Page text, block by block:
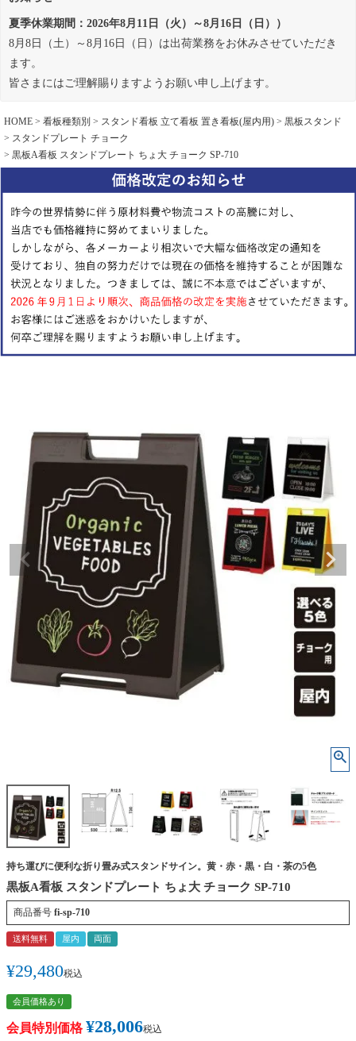
夏季休業期間：2026年8月11日（火）～8月16日（日））
8月8日（土）～8月16日（日）は出荷業務をお休みさせていただき
ます。
皆さまにはご理解賜りますようお願い申し上げます。
HOME 看板種類別 スタンド看板 立て看板 置き看板(屋内用)
黒板スタンド
スタンドプレート チョーク
黒板A看板 スタンドプレート ちょ大 チョーク SP-710
持ち運びに便利な折り畳み式スタンドサイン。黄・赤・黒・白・茶の5色
黒板A看板 スタンドプレート ちょ大 チョーク SP-710
商品番号 fi-sp-710
送料無料 屋内 両面
¥29,480税込
会員価格あり
会員特別価格 ¥28,006税込